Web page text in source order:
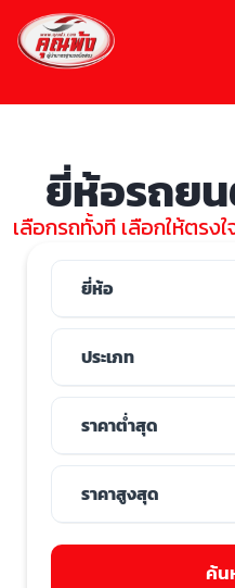
ยี่ห้อรถยน
เลือกรถทั้งที เลือกให้ตร
ค้น